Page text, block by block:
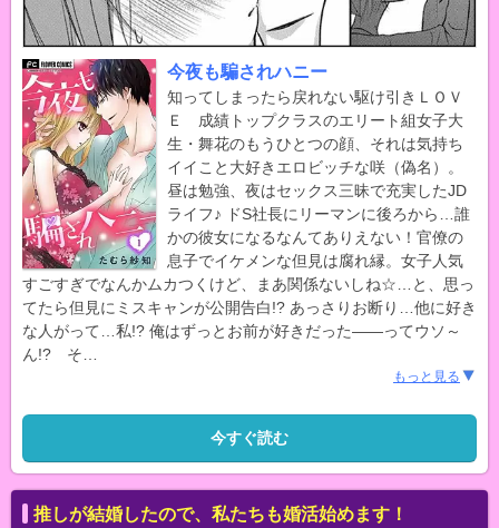
今夜も騙されハニー
知ってしまったら戻れない駆け引きＬＯＶ
Ｅ 成績トップクラスのエリート組女子大
生・舞花のもうひとつの顔、それは気持ち
イイこと大好きエロビッチな咲（偽名）。
昼は勉強、夜はセックス三昧で充実したJD
ライフ♪ ドS社長にリーマンに後ろから…誰
かの彼女になるなんてありえない！官僚の
息子でイケメンな但見は腐れ縁。女子人気
すごすぎでなんかムカつくけど、まあ関係ないしね☆…と、思っ
てたら但見にミスキャンが公開告白!? あっさりお断り…他に好き
な人がって…私!? 俺はずっとお前が好きだった――ってウソ～
ん!? そ
もっと見る
今すぐ読む
推しが結婚したので、私たちも婚活始めます！